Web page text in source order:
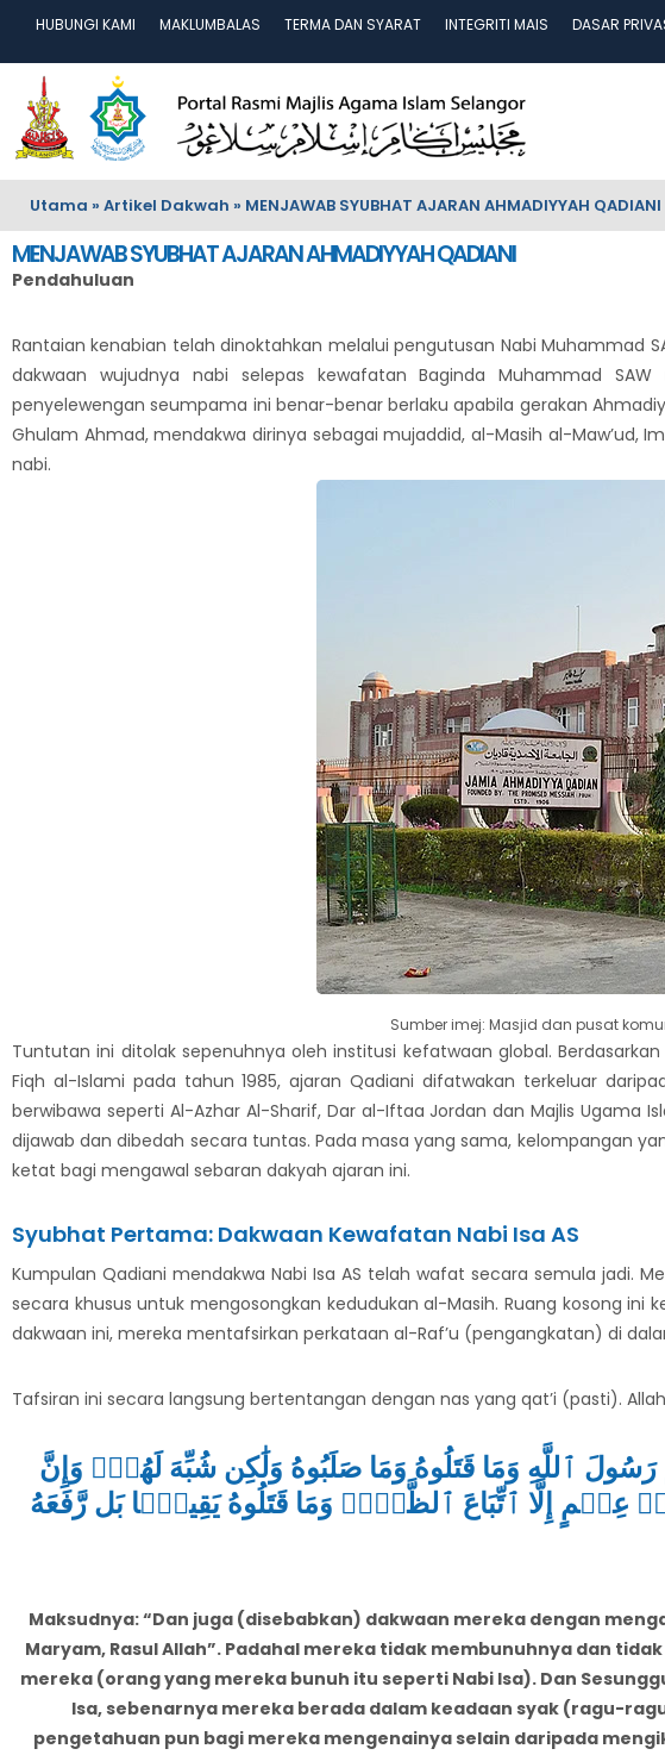
HUBUNGI KAMI MAKLUMBALAS TERMA DAN SYARAT INTEGRITI MAIS DASAR
Utama » Artikel Dakwah » MENJAWAB SYUBHAT AJARAN AHMADIYYAH QADIANI
MENJAWAB SYUBHAT AJARAN AHMADIYYAH QADIANI
Pendahuluan
Rantaian kenabian telah dinoktahkan melalui pengutusan Nabi Muhammad
dakwaan wujudnya nabi selepas kewafatan Baginda Muhammad
penyelewengan seumpama ini benar-benar berlaku apabila gerakan
Ghulam Ahmad, mendakwa dirinya sebagai mujaddid, al-Masih al-Maw’ud,
nabi.
Sumber imej: Masjid dan pusat
Tuntutan ini ditolak sepenuhnya oleh institusi kefatwaan global.
Fiqh al-Islami pada tahun 1985, ajaran Qadiani difatwakan terkeluar
berwibawa seperti Al-Azhar Al-Sharif, Dar al-Iftaa Jordan dan Majlis Ugama
dijawab dan dibedah secara tuntas. Pada masa yang sama, kelompangan
ketat bagi mengawal sebaran dakyah ajaran ini.
Syubhat Pertama: Dakwaan Kewafatan Nabi Isa AS
Kumpulan Qadiani mendakwa Nabi Isa AS telah wafat secara semula jadi.
secara khusus untuk mengosongkan kedudukan al-Masih. Ruang kosong
dakwaan ini, mereka mentafsirkan perkataan al-Raf’u (pengangkatan) di
Tafsiran ini secara langsung bertentangan dengan nas yang qat’i (pasti).
ٱللَّهِ وَمَا قَتَلُوهُ وَمَا صَلَبُوهُ وَلَٰكِن شُبِّهَ لَهُمۡۚ وَإِنَّ
عِلۡمٍ إِلَّا ٱتِّبَاعَ ٱلظَّنِّۚ وَمَا قَتَلُوهُ يَقِينَۢا بَل رَّفَعَهُ
Maksudnya: “Dan juga (disebabkan) dakwaan mereka dengan
Maryam, Rasul Allah”. Padahal mereka tidak membunuhnya dan
mereka (orang yang mereka bunuh itu seperti Nabi Isa). Dan
Isa, sebenarnya mereka berada dalam keadaan syak (ragu-
pengetahuan pun bagi mereka mengenainya selain daripada